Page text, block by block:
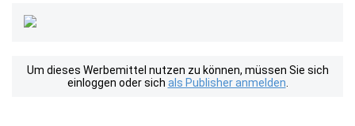
Um dieses Werbemittel nutzen zu können, müssen Sie sich
einloggen oder sich als Publisher anmelden